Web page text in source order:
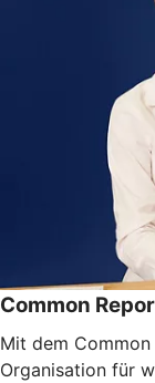
Common
Mit dem
Organisation für